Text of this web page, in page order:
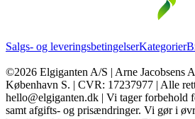
Salgs- og leveringsbetingelserKategorier
©2026 Elgiganten A/S | Arne Jacobsens
København S. | CVR: 17237977 | Alle
hello@elgiganten.dk | Vi tager forbehold
samt afgifts- og prisændringer. Vi gør i